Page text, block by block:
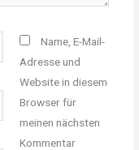
Name, E-Mail-
Adresse und
Website in diesem
Browser für
meinen nächsten
Kommentar